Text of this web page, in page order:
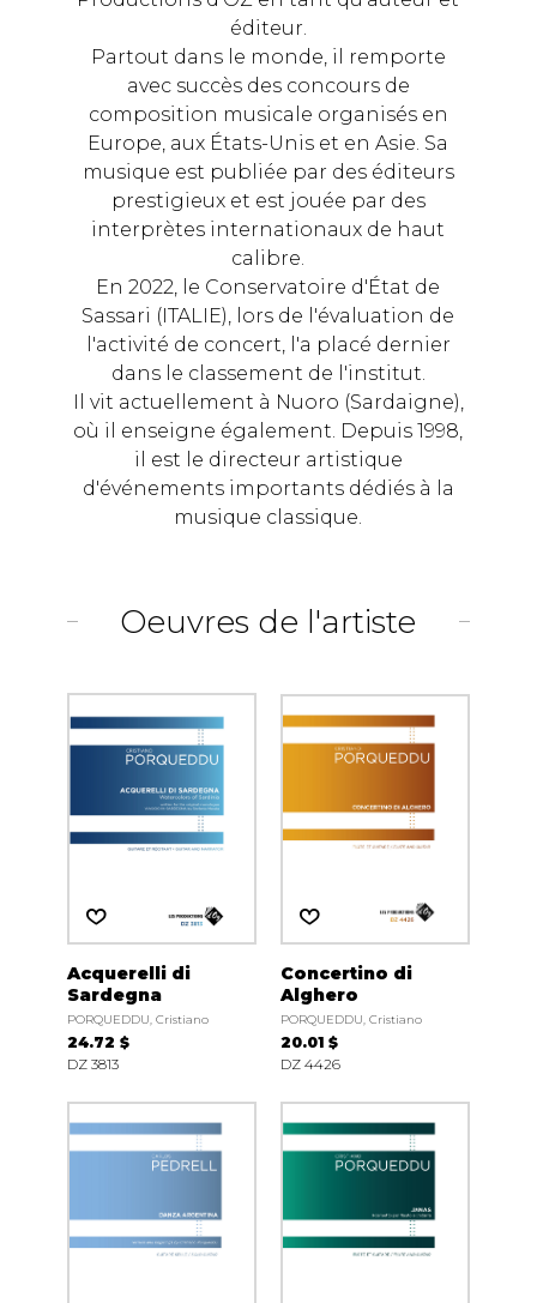
éditeur.
Partout dans le monde, il remporte
avec succès des concours de
composition musicale organisés en
Europe, aux États-Unis et en Asie. Sa
musique est publiée par des éditeurs
prestigieux et est jouée par des
interprètes internationaux de haut
calibre.
En 2022, le Conservatoire d'État de
Sassari (ITALIE), lors de l'évaluation de
l'activité de concert, l'a placé dernier
dans le classement de l'institut.
Il vit actuellement à Nuoro (Sardaigne),
où il enseigne également. Depuis 1998,
il est le directeur artistique
d'événements importants dédiés à la
musique classique.
Oeuvres de l'artiste
Acquerelli di
Sardegna
PORQUEDDU, Cristiano
24.72 $
DZ 3813
Concertino di
Alghero
PORQUEDDU, Cristiano
20.01 $
DZ 4426